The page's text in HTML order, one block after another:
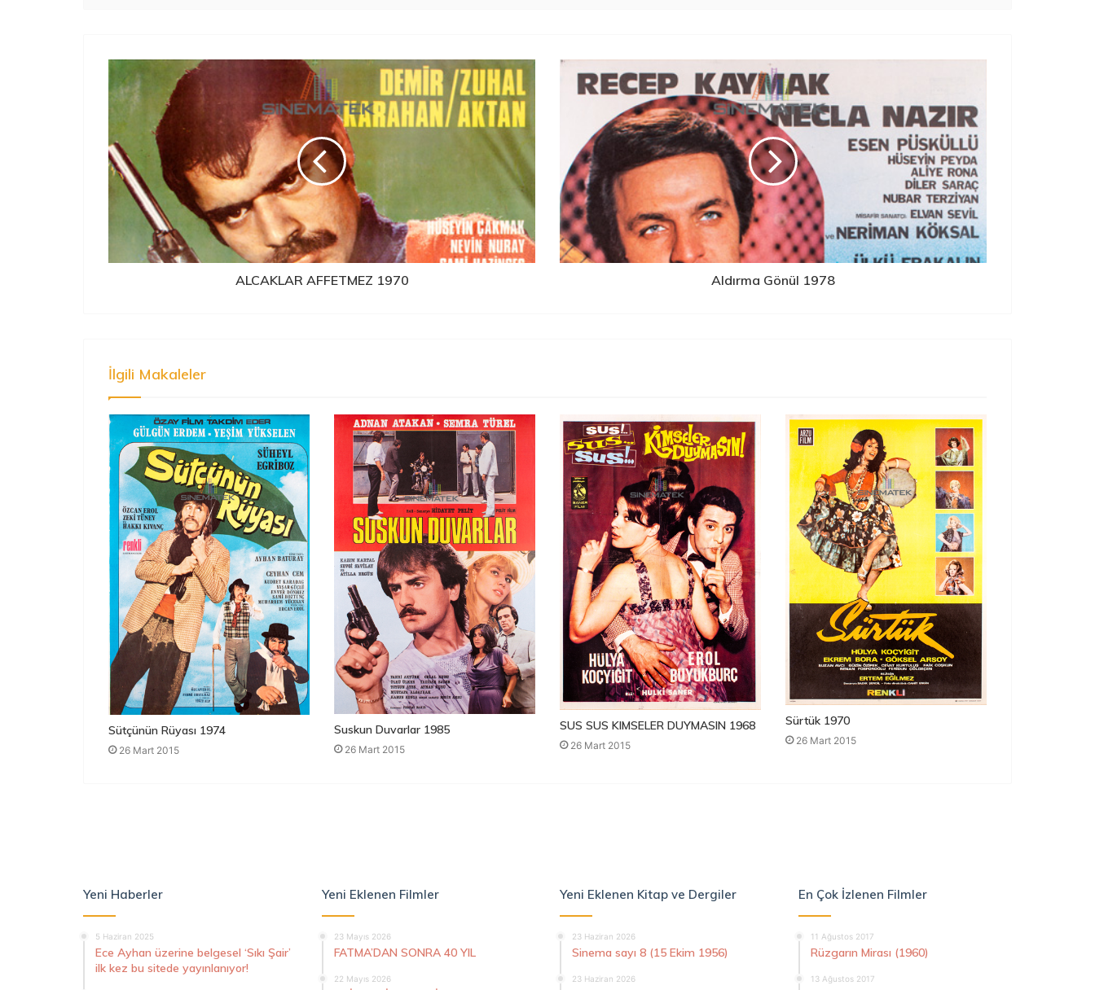
ALCAKLAR AFFETMEZ 1970 Aldırma Gönül 1978
İlgili Makaleler
Sütçünün Rüyası 1974
26 Mart 2015
Suskun Duvarlar 1985
26 Mart 2015
SUS SUS KIMSELER DUYMASIN 1968
26 Mart 2015
Sürtük 1970
26 Mart 2015
Yeni Haberler
5 Haziran 2025
Ece Ayhan üzerine belgesel ‘Sıkı Şair’
ilk kez bu sitede yayınlanıyor!
Yeni Eklenen Filmler
23 Mayıs 2026
FATMA’DAN SONRA 40 YIL
22 Mayıs 2026
Yeni Eklenen Kitap ve Dergiler
23 Haziran 2026
Sinema sayı 8 (15 Ekim 1956)
23 Haziran 2026
En Çok İzlenen Filmler
11 Ağustos 2017
Rüzgarın Mirası (1960)
13 Ağustos 2017